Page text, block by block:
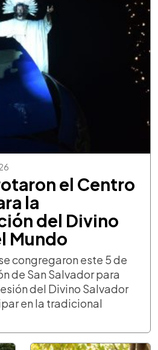
el Centro
la
del Divino
Mundo
congregaron este 5 de
de San Salvador para
del Divino Salvador
en la tradicional